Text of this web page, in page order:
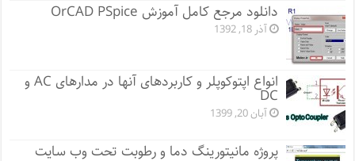
دانلود مرجع کامل آموزش OrCAD PSpice
آذر 18, 1392
انواع اپتوکوپلر و کاربردهای آنها در مدارهای AC و
DC
آبان 20, 1399
پروژه مانيتورينگ دما و رطوبت تحت وب سایت